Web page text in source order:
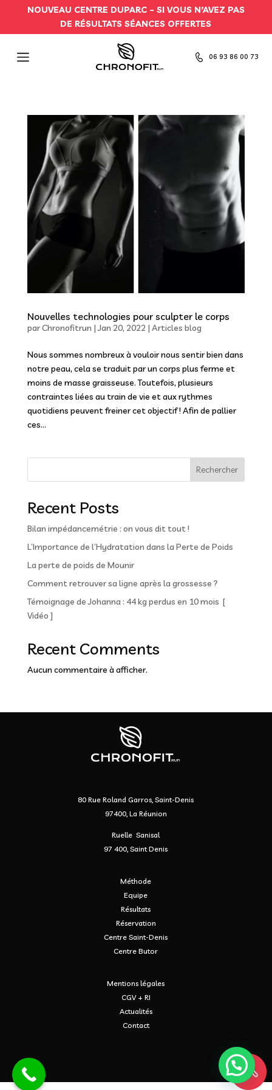
NOUVEAU CENTRE DUPARC – SI VOUS N’AVEZ PAS
DE RÉSULTATS SÉANCES OFFERTES
06 93 86 00 73
Nouvelles technologies pour sculpter le corps
parChronofitrun |Jan 20, 2022 | Articles blog
Nous sommes nombreux à vouloir nous sentir bien dans
notre peau, cela se traduit par un corps plus ferme et
moins de masse graisseuse. Toutefois, plusieurs
contraintes liées au train de vie et aux rythmes
quotidiens peuvent freiner cet objectif ! Afin de pallier
ces...
Rechercher
Recent Posts
Bilan impédancemétrie : on vous dit tout !
L’Importance de l’Hydratation dans la Perte de Poids
La perte de poids de Mounir
Comment retrouver sa ligne après la grossesse ?
Témoignage de Johanna : 44 kg perdus en 10 mois [
Vidéo ]
Recent Comments
Aucun commentaire à afficher.
80 Rue Roland Garros, Saint-Denis
97400, La Réunion
Ruelle Sanisal
97 400, Saint Denis
Méthode
Equipe
Résultats
Réservation
Centre Saint-Denis
Centre Butor
Mentions légales
CGV + RI
Actualités
Contact